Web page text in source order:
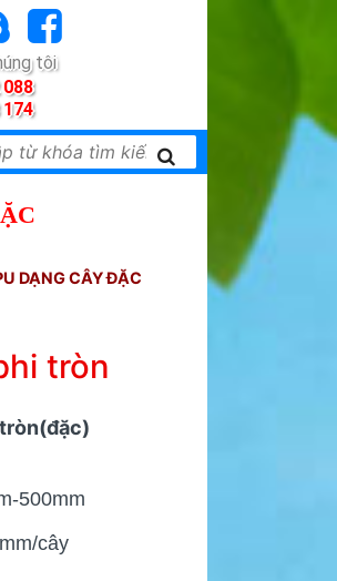
tôi
DẠNG CÂY ĐẶC
tròn
tròn(đặc)
500mm
cây